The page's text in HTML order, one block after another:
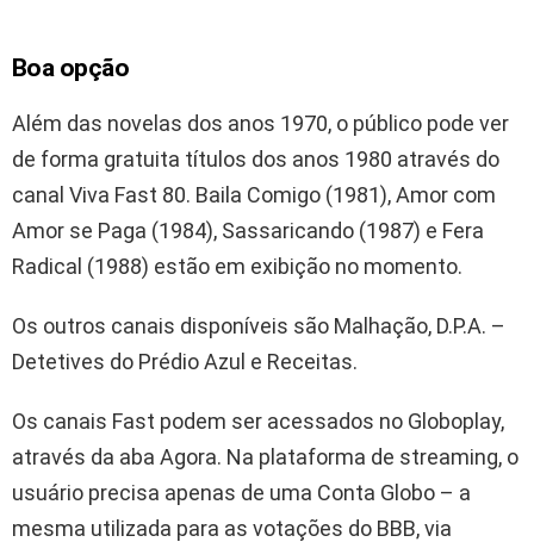
Boa opção
Além das novelas dos anos 1970, o público pode ver
de forma gratuita títulos dos anos 1980 através do
canal Viva Fast 80. Baila Comigo (1981), Amor com
Amor se Paga (1984), Sassaricando (1987) e Fera
Radical (1988) estão em exibição no momento.
Os outros canais disponíveis são Malhação, D.P.A. –
Detetives do Prédio Azul e Receitas.
Os canais Fast podem ser acessados no Globoplay,
através da aba Agora. Na plataforma de streaming, o
usuário precisa apenas de uma Conta Globo – a
mesma utilizada para as votações do BBB, via